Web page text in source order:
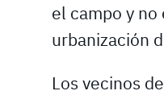
el campo y no
urbanización
Los vecinos